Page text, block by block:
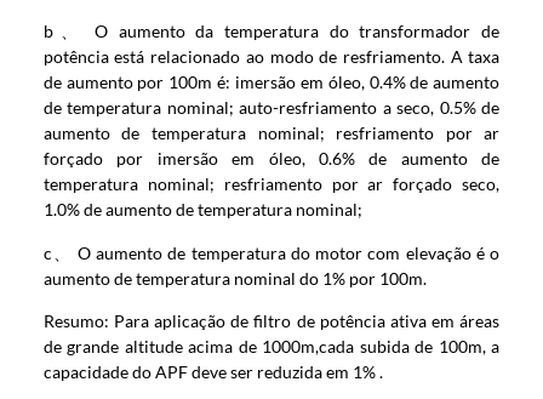
b、 O aumento da temperatura do transformador de
potência está relacionado ao modo de resfriamento. A taxa
de aumento por 100m é: imersão em óleo, 0.4% de aumento
de temperatura nominal; auto-resfriamento a seco, 0.5% de
aumento de temperatura nominal; resfriamento por ar
forçado por imersão em óleo, 0.6% de aumento de
temperatura nominal; resfriamento por ar forçado seco,
1.0% de aumento de temperatura nominal;
c、 O aumento de temperatura do motor com elevação é o
aumento de temperatura nominal do 1% por 100m.
Resumo: Para aplicação de filtro de potência ativa em áreas
de grande altitude acima de 1000m,cada subida de 100m, a
capacidade do APF deve ser reduzida em 1% .